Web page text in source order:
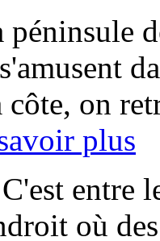
péninsule
côte, on
plus
entre
où